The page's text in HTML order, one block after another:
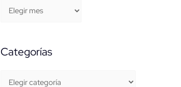
Categorías